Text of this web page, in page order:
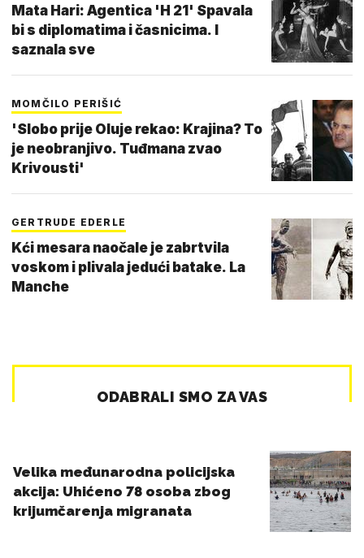
Mata Hari: Agentica 'H 21' Spavala
bi s diplomatima i časnicima. I
saznala sve
MOMČILO PERIŠIĆ
'Slobo prije Oluje rekao: Krajina? To
je neobranjivo. Tuđmana zvao
Krivousti'
GERTRUDE EDERLE
Kći mesara naočale je zabrtvila
voskom i plivala jedući batake. La
Manche